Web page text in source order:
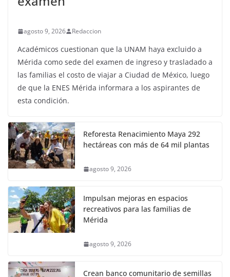
agosto 9, 2026 Redaccion
Académicos cuestionan que la UNAM haya excluido a
Mérida como sede del examen de ingreso y trasladado a
las familias el costo de viajar a Ciudad de México, luego
de que la ENES Mérida informara a los aspirantes de
esta condición.
Reforesta Renacimiento Maya 292
hectáreas con más de 64 mil plantas
agosto 9, 2026
Impulsan mejoras en espacios
recreativos para las familias de
Mérida
agosto 9, 2026
Crean banco comunitario de semillas